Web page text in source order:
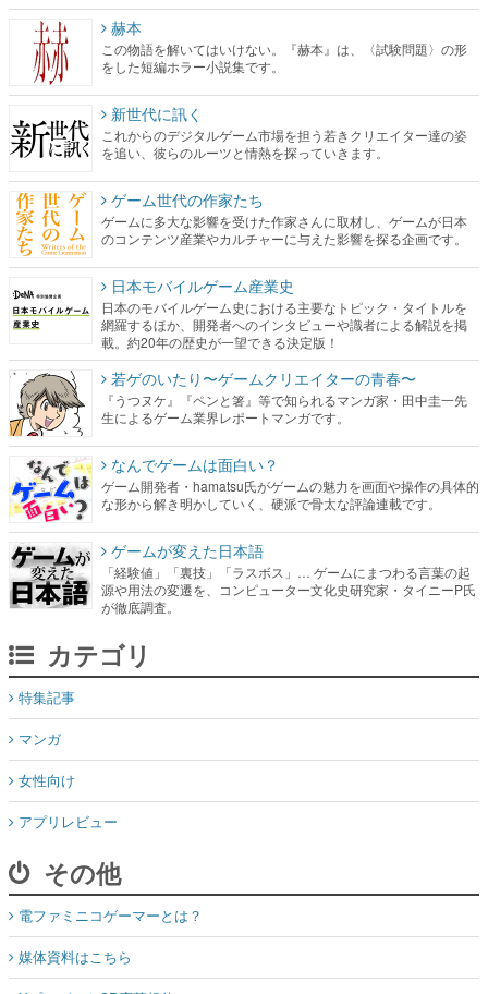
赫本
この物語を解いてはいけない。『赫本』は、〈試験問題〉の形
をした短編ホラー小説集です。
新世代に訊く
これからのデジタルゲーム市場を担う若きクリエイター達の姿
を追い、彼らのルーツと情熱を探っていきます。
ゲーム世代の作家たち
ゲームに多大な影響を受けた作家さんに取材し、ゲームが日本
のコンテンツ産業やカルチャーに与えた影響を探る企画です。
日本モバイルゲーム産業史
日本のモバイルゲーム史における主要なトピック・タイトルを
網羅するほか、開発者へのインタビューや識者による解説を掲
載。約20年の歴史が一望できる決定版！
若ゲのいたり〜ゲームクリエイターの青春〜
『うつヌケ』『ペンと箸』等で知られるマンガ家・田中圭一先
生によるゲーム業界レポートマンガです。
なんでゲームは面白い？
ゲーム開発者・hamatsu氏がゲームの魅力を画面や操作の具体的
な形から解き明かしていく、硬派で骨太な評論連載です。
ゲームが変えた日本語
「経験値」「裏技」「ラスボス」… ゲームにまつわる言葉の起
源や用法の変遷を、コンピューター文化史研究家・タイニーP氏
が徹底調査。
カテゴリ
特集記事
マンガ
女性向け
アプリレビュー
その他
電ファミニコゲーマーとは？
媒体資料はこちら